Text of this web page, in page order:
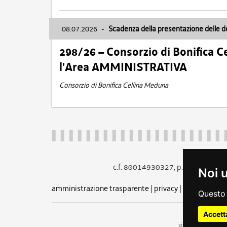
Noi
08.07.2026 - Scadenza della presentazione delle
298/26 – Consorzio di Bonifica
l'Area AMMINISTRATIVA
Consorzio di Bonifica Cellina Meduna
c.f. 80014930327; p.iva
amministrazione trasparente| privacy| cookie
sito a cura dell'